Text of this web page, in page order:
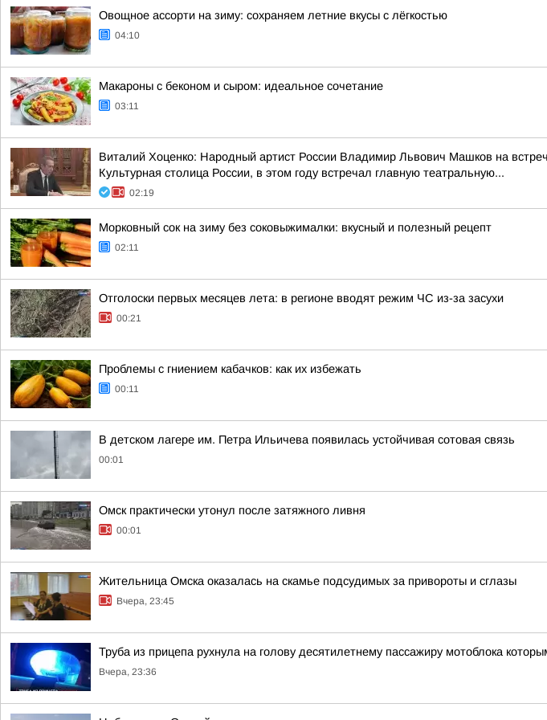
Овощное ассорти на зиму: сохраняем летние вкусы с лёгкостью
04:10
Макароны с беконом и сыром: идеальное сочетание
03:11
Виталий Хоценко: Народный артист России Владимир Львович Машков на
Культурная столица России, в этом году встречал главную театральную...
02:19
Морковный сок на зиму без соковыжималки: вкусный и полезный рецепт
02:11
Отголоски первых месяцев лета: в регионе вводят режим ЧС из-за засухи
00:21
Проблемы с гниением кабачков: как их избежать
00:11
В детском лагере им. Петра Ильичева появилась устойчивая сотовая связь
00:01
Омск практически утонул после затяжного ливня
00:01
Жительница Омска оказалась на скамье подсудимых за привороты и сглазы
Вчера, 23:45
Труба из прицепа рухнула на голову десятилетнему пассажиру мотоблока
Вчера, 23:36